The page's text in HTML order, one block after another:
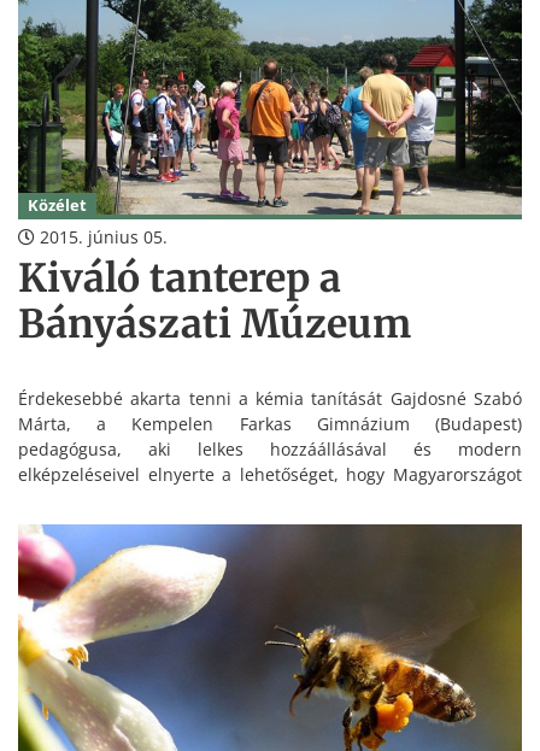
Közélet
2015. június 05.
Kiváló tanterep a
Bányászati Múzeum
Érdekesebbé akarta tenni a kémia tanítását Gajdosné Szabó
Márta, a Kempelen Farkas Gimnázium (Budapest)
pedagógusa, aki lelkes hozzáállásával és modern
elképzeléseivel elnyerte a lehetőséget, hogy Magyarországot
(Természettudományok a színpadon) programsorozaton.